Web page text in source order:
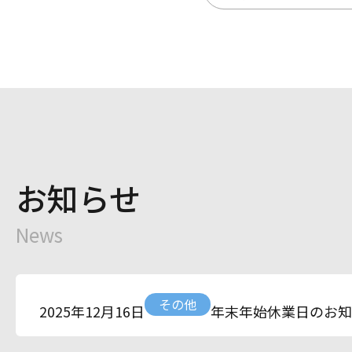
お知らせ
News
2025年12月16日 その他 年末年始休業日のお